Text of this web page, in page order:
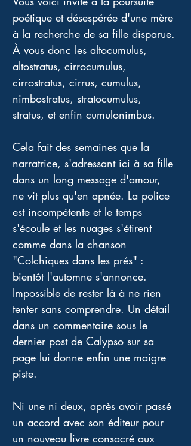
poétique et désespérée d'une mère
à la recherche de sa fille disparue.
À vous donc les altocumulus,
altostratus, cirrocumulus,
cirrostratus, cirrus, cumulus,
nimbostratus, stratocumulus,
stratus, et enfin cumulonimbus.
Cela fait des semaines que la
narratrice, s'adressant ici à sa fille
dans un long message d'amour,
ne vit plus qu'en apnée. La police
est incompétente et le temps
s'écoule et les nuages s'étirent
comme dans la chanson
"Colchiques dans les prés" :
bientôt l'automne s'annonce.
Impossible de rester là à ne rien
tenter sans comprendre. Un détail
dans un commentaire sous le
dernier post de Calypso sur sa
page lui donne enfin une maigre
piste.
Ni une ni deux, après avoir passé
un accord avec son éditeur pour
un nouveau livre consacré aux